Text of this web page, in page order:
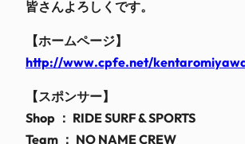
皆さんよろしくです。
【ホームページ】
http://www.cpfe.net/
【スポンサー】
Shop ： RIDE SURF & SPORTS
Team ： NO NAME CREW